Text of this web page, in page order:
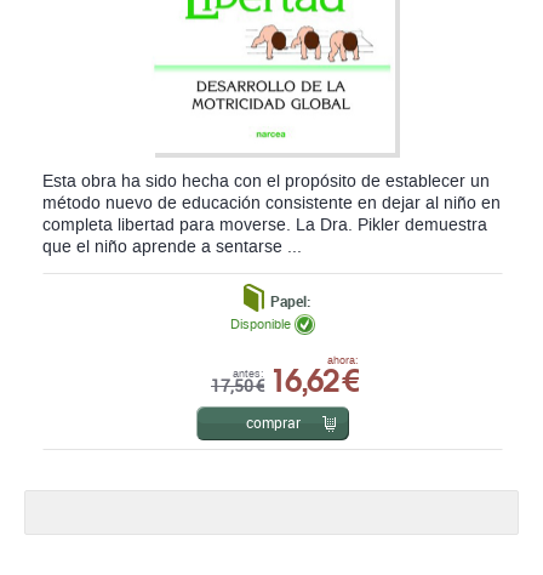
Esta obra ha sido hecha con el propósito de establecer un
método nuevo de educación consistente en dejar al niño en
completa libertad para moverse. La Dra. Pikler demuestra
que el niño aprende a sentarse ...
Papel:
antes:
17,50 €
ahora:
16,62 €
Disponible
comprar